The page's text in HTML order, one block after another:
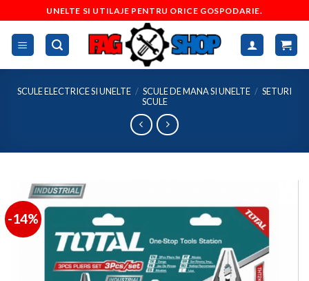
to
content
UNELTE SI UTILAJE PENTRU ORICE GOSPODARIE.
SCULE ELECTRICE SI UNELTE / SCULE DE MANA SI UNELTE / SETURI
SCULE
-14%